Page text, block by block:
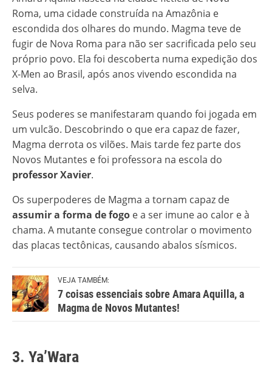
Roma, uma cidade construída na Amazônia e
escondida dos olhares do mundo. Magma teve de
fugir de Nova Roma para não ser sacrificada pelo seu
próprio povo. Ela foi descoberta numa expedição dos
X-Men ao Brasil, após anos vivendo escondida na
selva.
Seus poderes se manifestaram quando foi jogada em
um vulcão. Descobrindo o que era capaz de fazer,
Magma derrota os vilões. Mais tarde fez parte dos
Novos Mutantes e foi professora na escola do
professor Xavier.
Os superpoderes de Magma a tornam capaz de
assumir a forma de fogo e a ser imune ao calor e à
chama. A mutante consegue controlar o movimento
das placas tectônicas, causando abalos sísmicos.
VEJA TAMBÉM:
7 coisas essenciais sobre Amara Aquilla, a
Magma de Novos Mutantes!
3. Ya’Wara